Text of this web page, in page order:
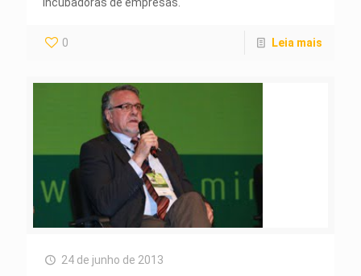
0 Leia mais
24 de junho de 2013